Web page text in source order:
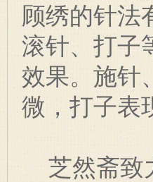
顾绣的针法
滚针、打子
效果。施针
微，打子表
芝然斋致